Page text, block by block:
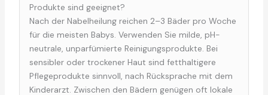
Produkte sind geeignet?
Nach der Nabelheilung reichen 2–3 Bäder pro Woche
für die meisten Babys. Verwenden Sie milde, pH-
neutrale, unparfümierte Reinigungsprodukte. Bei
sensibler oder trockener Haut sind fetthaltigere
Pflegeprodukte sinnvoll, nach Rücksprache mit dem
Kinderarzt. Zwischen den Bädern genügen oft lokale